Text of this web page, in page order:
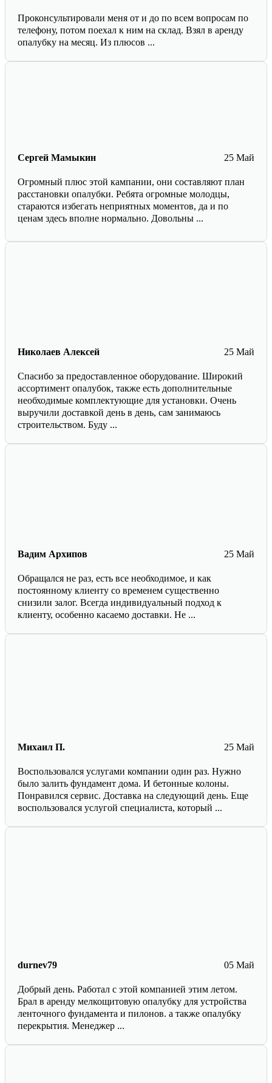
Проконсультировали меня от и до по всем вопросам по
телефону, потом поехал к ним на склад. Взял в аренду
опалубку на месяц. Из плюсов ...
25 Май
Сергей Мамыкин
Огромный плюс этой кампании, они составляют план
расстановки опалубки. Ребята огромные молодцы,
стараются избегать неприятных моментов, да и по
ценам здесь вполне нормально. Довольны ...
25 Май
Николаев Алексей
Спасибо за предоставленное оборудование. Широкий
ассортимент опалубок, также есть дополнительные
необходимые комплектующие для установки. Очень
выручили доставкой день в день, сам занимаюсь
строительством. Буду ...
25 Май
Вадим Архипов
Обращался не раз, есть все необходимое, и как
постоянному клиенту со временем существенно
снизили залог. Всегда индивидуальный подход к
клиенту, особенно касаемо доставки. Не ...
25 Май
Михаил П.
Воспользовался услугами компании один раз. Нужно
было залить фундамент дома. И бетонные колоны.
Понравился сервис. Доставка на следующий день. Еще
воспользовался услугой специалиста, который ...
05 Май
durnev79
Добрый день. Работал с этой компанией этим летом.
Брал в аренду мелкощитовую опалубку для устройства
ленточного фундамента и пилонов. а также опалубку
перекрытия. Менеджер ...